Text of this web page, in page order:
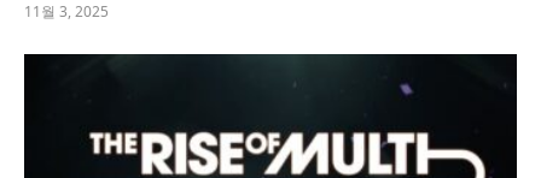
11월 3, 2025